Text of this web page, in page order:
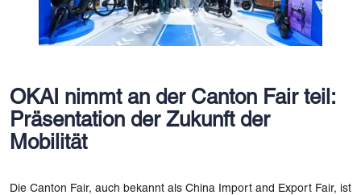
OKAI nimmt an der Canton Fair teil:
Präsentation der Zukunft der
Mobilität
Die Canton Fair, auch bekannt als China Import and Export Fair, ist